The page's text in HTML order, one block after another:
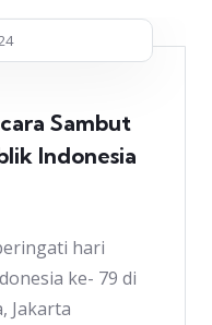
Sambut
Indonesia
hari
ke- 79 di
Jakarta